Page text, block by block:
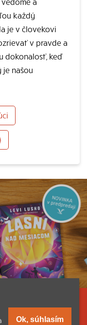
každý
je v človekovi
v pravde a
dokonalosť, keď
je našou
a články
Ok, súhlasím